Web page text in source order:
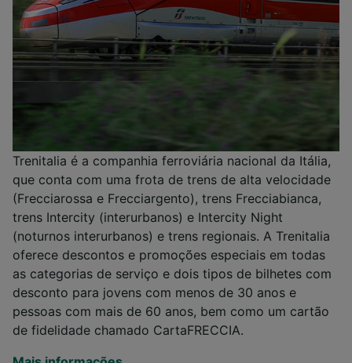
Trenitalia é a companhia ferroviária nacional da Itália,
que conta com uma frota de trens de alta velocidade
(Frecciarossa e Frecciargento), trens Frecciabianca,
trens Intercity (interurbanos) e Intercity Night
(noturnos interurbanos) e trens regionais. A Trenitalia
oferece descontos e promoções especiais em todas
as categorias de serviço e dois tipos de bilhetes com
desconto para jovens com menos de 30 anos e
pessoas com mais de 60 anos, bem como um cartão
de fidelidade chamado CartaFRECCIA.